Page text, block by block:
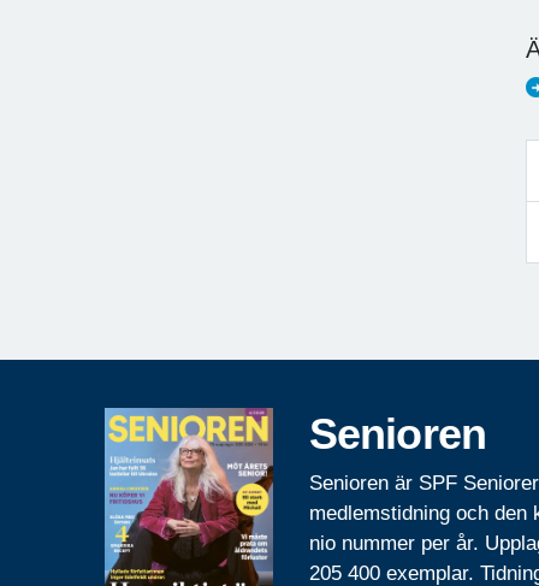
Senioren
Senioren är SPF
medlemstidning och den
nio nummer per år.
205 400 exemplar.